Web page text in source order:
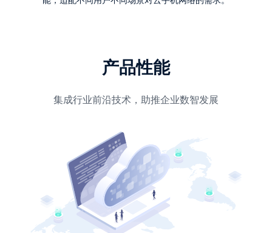
产品性能
集成行业前沿技术，助推企业数智发展